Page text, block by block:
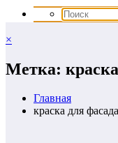
×
Метка:
Главная
краска для фасада